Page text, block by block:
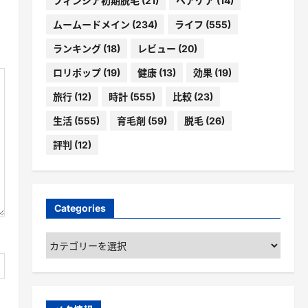
ムームードメイン (234) ライフ (555)
ランキング(18) レビュー (20)
ロリポップ(19) 健康(13) 効果(19)
旅行(12) 時計(555) 比較(23)
生活(555) 育毛剤 (59) 脱毛(26)
評判 (12)
Categories
Categories